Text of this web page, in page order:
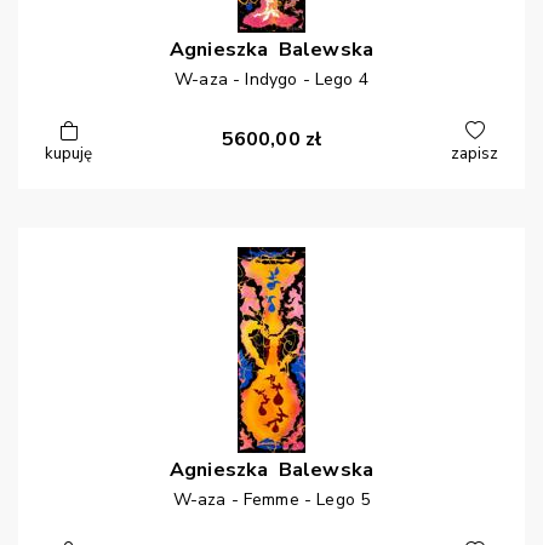
Agnieszka Balewska
W-aza - Indygo - Lego 4
kupuję
5600,00 zł
zapisz
Agnieszka Balewska
W-aza - Femme - Lego 5